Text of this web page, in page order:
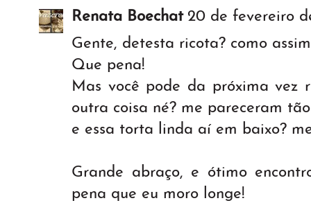
Renata Boechat 20 de fevereiro de
Gente, detesta ricota? como
Que pena!
Mas você pode da próxima vez
outra coisa né? me pareceram tão
e essa torta linda aí em baixo?
Grande abraço, e ótimo
pena que eu moro longe!